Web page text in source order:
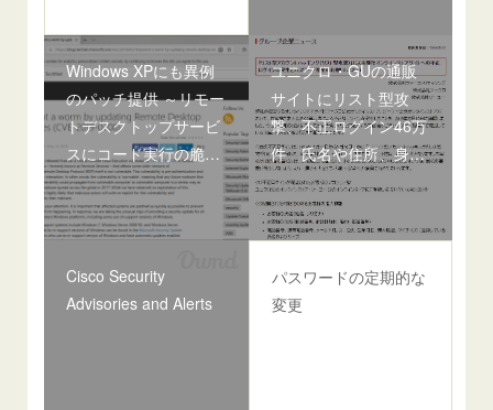
Windows XPにも異例
のパッチ提供 ～リモー
トデスクトップサービ
スにコード実行の脆…
ユニクロ・GUの通販
サイトにリスト型攻
撃、不正ログイン46万
件 氏名や住所、身…
Cisco Security
Advisories and Alerts
パスワードの定期的な
変更